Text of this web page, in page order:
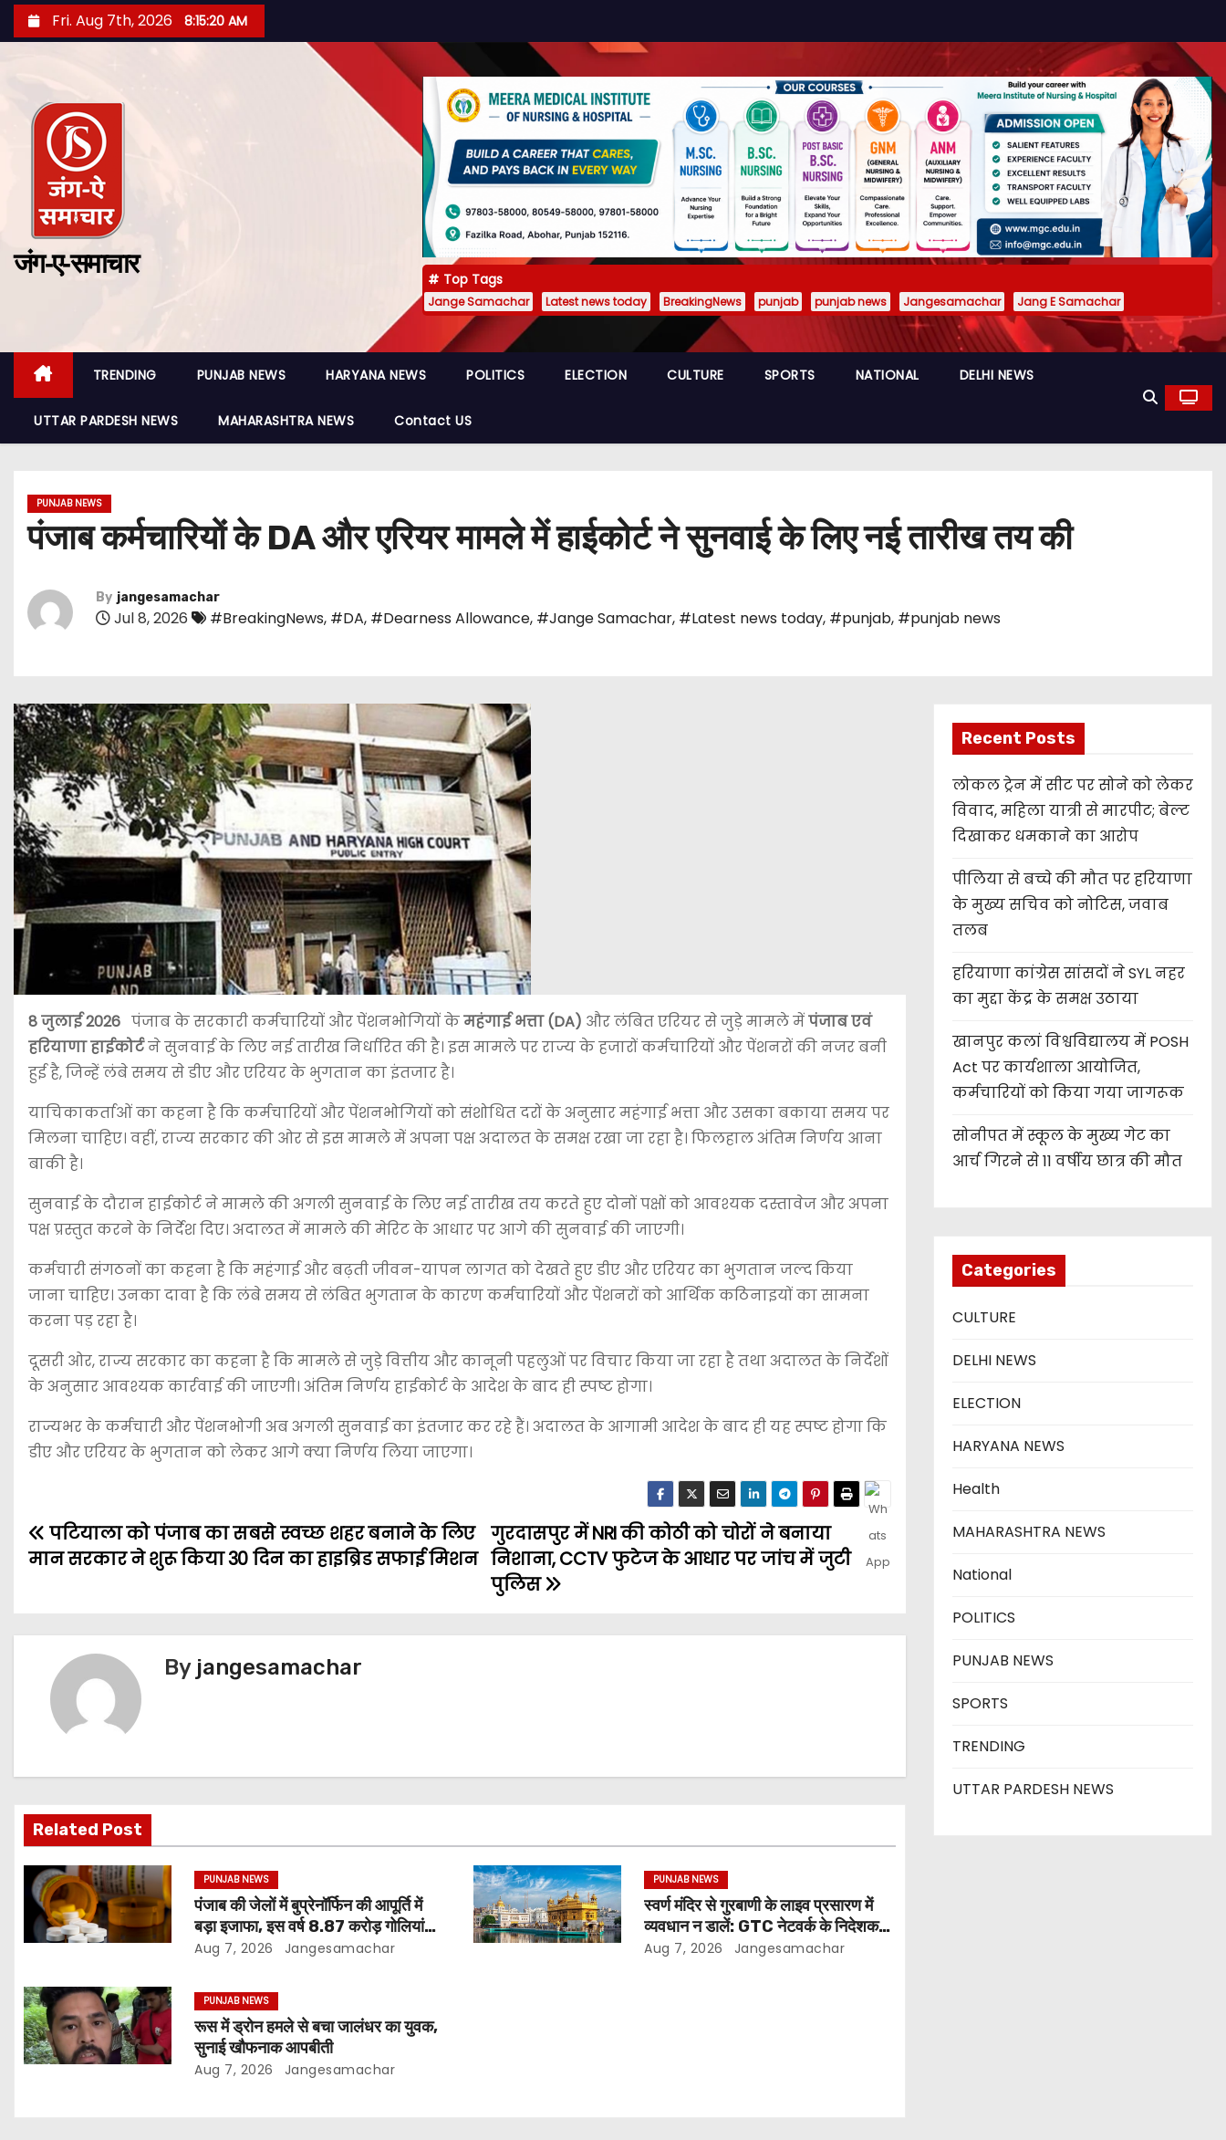
Fri. Aug 7th, 2026 8:15:22 AM
जंग-ए-समाचार
Top Tags
Jange Samachar Latest news today BreakingNews punjab punjab news Jangesamachar Jang E Samachar
TRENDING PUNJAB NEWS HARYANA NEWS POLITICS ELECTION CULTURE SPORTS NATIONAL DELHI NEWS
UTTAR PARDESH NEWS MAHARASHTRA NEWS Contact US
PUNJAB NEWS
पंजाब कर्मचारियों के DA और एरियर मामले में हाईकोर्ट ने सुनवाई के लिए नई तारीख तय की
By jangesamachar
Jul 8, 2026 #BreakingNews, #DA, #Dearness Allowance, #Jange Samachar, #Latest news today, #punjab, #punjab news
8 जुलाई 2026 पंजाब के सरकारी कर्मचारियों और पेंशनभोगियों केमहंगाई भत्ता (DA) और लंबित एरियर से जुड़े मामले मेंपंजाब एवं
हरियाणा हाईकोर्टने सुनवाई के लिए नई तारीख निर्धारित की है। इस मामले पर राज्य के हजारों कर्मचारियों और पेंशनरों की नजर बनी
हुई है, जिन्हें लंबे समय से डीए और एरियर के भुगतान का इंतजार है।
याचिकाकर्ताओं का कहना है कि कर्मचारियों और पेंशनभोगियों को संशोधित दरों के अनुसार महंगाई भत्ता और उसका बकाया समय पर
मिलना चाहिए। वहीं, राज्य सरकार की ओर से इस मामले में अपना पक्ष अदालत के समक्ष रखा जा रहा है। फिलहाल अंतिम निर्णय आना
बाकी है।
सुनवाई के दौरान हाईकोर्ट ने मामले की अगली सुनवाई के लिए नई तारीख तय करते हुए दोनों पक्षों को आवश्यक दस्तावेज और अपना
पक्ष प्रस्तुत करने के निर्देश दिए। अदालत में मामले की मेरिट के आधार पर आगे की सुनवाई की जाएगी।
कर्मचारी संगठनों का कहना है कि महंगाई और बढ़ती जीवन-यापन लागत को देखते हुए डीए और एरियर का भुगतान जल्द किया
जाना चाहिए। उनका दावा है कि लंबे समय से लंबित भुगतान के कारण कर्मचारियों और पेंशनरों को आर्थिक कठिनाइयों का सामना
करना पड़ रहा है।
दूसरी ओर, राज्य सरकार का कहना है कि मामले से जुड़े वित्तीय और कानूनी पहलुओं पर विचार किया जा रहा है तथा अदालत के निर्देशों
के अनुसार आवश्यक कार्रवाई की जाएगी। अंतिम निर्णय हाईकोर्ट के आदेश के बाद ही स्पष्ट होगा।
राज्यभर के कर्मचारी और पेंशनभोगी अब अगली सुनवाई का इंतजार कर रहे हैं। अदालत के आगामी आदेश के बाद ही यह स्पष्ट होगा कि
डीए और एरियर के भुगतान को लेकर आगे क्या निर्णय लिया जाएगा।
गुरदासपुर में NRI की कोठी को चोरों ने बनाया
निशाना, CCTV फुटेज के आधार पर जांच में जुटी
पुलिस
पटियाला को पंजाब का सबसे स्वच्छ शहर बनाने के लिए
मान सरकार ने शुरू किया 30 दिन का हाइब्रिड सफाई मिशन
By jangesamachar
Related Post
PUNJAB NEWS
पंजाब की जेलों में बुप्रेनॉर्फिन की आपूर्ति में
बड़ा इजाफा, इस वर्ष 8.87 करोड़ गोलियां
जारी: रिपोर्ट
Aug 7, 2026 Jangesamachar
PUNJAB NEWS
स्वर्ण मंदिर से गुरबाणी के लाइव प्रसारण में
व्यवधान न डालें: GTC नेटवर्क के निदेशक
की SGPC से अपील
Aug 7, 2026 Jangesamachar
PUNJAB NEWS
रूस में ड्रोन हमले से बचा जालंधर का युवक,
सुनाई खौफनाक आपबीती
Aug 7, 2026 Jangesamachar
Recent Posts
लोकल ट्रेन में सीट पर सोने को लेकर
विवाद, महिला यात्री से मारपीट; बेल्ट
दिखाकर धमकाने का आरोप
पीलिया से बच्चे की मौत पर हरियाणा
के मुख्य सचिव को नोटिस, जवाब
तलब
हरियाणा कांग्रेस सांसदों ने SYL नहर
का मुद्दा केंद्र के समक्ष उठाया
खानपुर कलां विश्वविद्यालय में POSH
Act पर कार्यशाला आयोजित,
कर्मचारियों को किया गया जागरूक
सोनीपत में स्कूल के मुख्य गेट का
आर्च गिरने से 11 वर्षीय छात्र की मौत
Categories
CULTURE
DELHI NEWS
ELECTION
HARYANA NEWS
Health
MAHARASHTRA NEWS
National
POLITICS
PUNJAB NEWS
SPORTS
TRENDING
UTTAR PARDESH NEWS